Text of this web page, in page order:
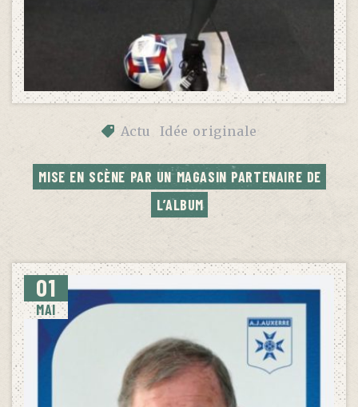
Actu Idée originale
MISE EN SCÈNE PAR UN MAGASIN PARTENAIRE DE
L’ALBUM
01
MAI